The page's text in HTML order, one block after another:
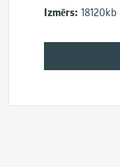
Izmērs: 18120kb